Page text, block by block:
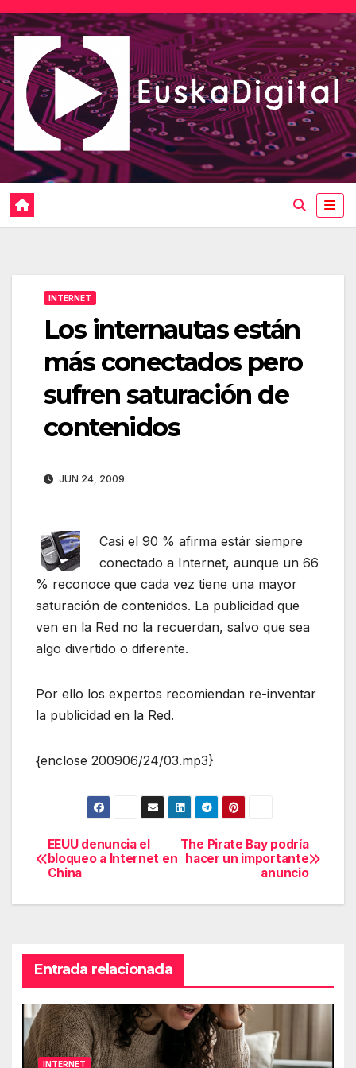
Saltar
al
contenido
INTERNET
Los internautas están
más conectados pero
sufren saturación de
contenidos
JUN 24, 2009
Casi el 90 % afirma estár siempre
conectado a Internet, aunque un 66
% reconoce que cada vez tiene una mayor
saturación de contenidos. La publicidad que
ven en la Red no la recuerdan, salvo que sea
algo divertido o diferente.
Por ello los expertos recomiendan re-inventar
la publicidad en la Red.
{enclose 200906/24/03.mp3}
Navegación
de
The Pirate Bay podría
hacer un importante
anuncio
EEUU denuncia el
bloqueo a Internet en
China
Entrada relacionada
INTERNET